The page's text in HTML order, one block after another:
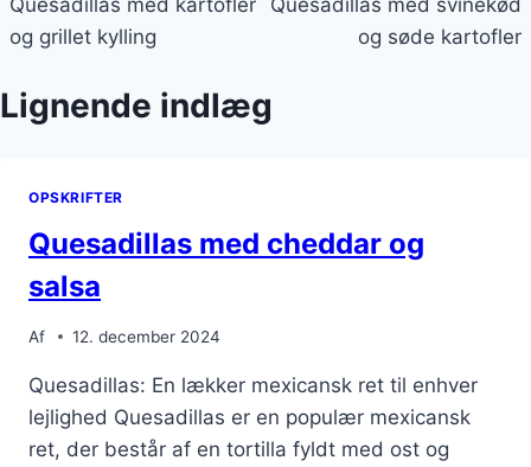
og grillet kylling
og søde kartofler
Lignende indlæg
OPSKRIFTER
Quesadillas med cheddar og
salsa
Af 12. december 2024
Quesadillas: En lækker mexicansk ret til enhver
lejlighed Quesadillas er en populær mexicansk
ret, der består af en tortilla fyldt med ost og